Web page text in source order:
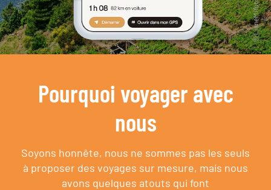
Pourquoi voyager avec
nous
Soyons honnête, nous ne sommes pas les seuls
à proposer des voyages sur mesure, mais nous
avons quelques atouts qui font